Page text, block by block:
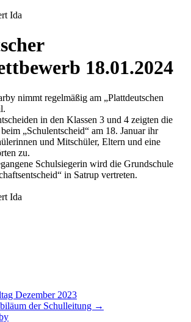
18.01.2024
nimmt regelmäßig am „Plattdeutschen
in den Klassen 3 und 4 zeigten die
„Schulentscheid“ am 18. Januar ihr
und Mitschüler, Eltern und eine
zu.
Schulsiegerin wird die Grundschule
in Satrup vertreten.
Dezember 2023
der Schulleitung →